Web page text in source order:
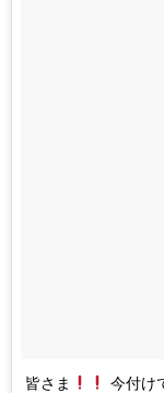
皆さま
今付け